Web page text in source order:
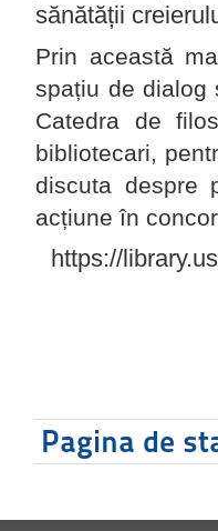
sănătății
Prin această
spațiu de dialog
Catedra de
bibliotecari,
discuta despre
acțiune în
https://
Pagina de